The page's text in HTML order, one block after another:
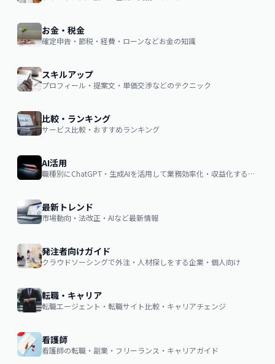
お金・税金
確定申告・節税・経費・ローンなどお金の知識
スキルアップ
プロフィール・提案文・単価交渉などのテクニック
比較・ランキング
サービス比較・おすすめランキング
AI活用
職種別にChatGPT・生成AIを活用して業務効率化・収益化するノウハウ
最新トレンド
市場動向・法改正・AIなど最新情報
発注者向けガイド
クラウドソーシングで外注・人材探しをする企業・個人向け
転職・キャリア
転職エージェント・転職サイト比較・キャリアチェンジ
看護師
看護師の転職・副業・フリーランス・キャリアガイド